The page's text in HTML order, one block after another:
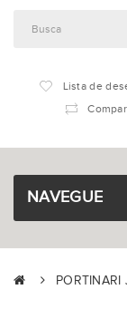
Lista de
NAVEGUE